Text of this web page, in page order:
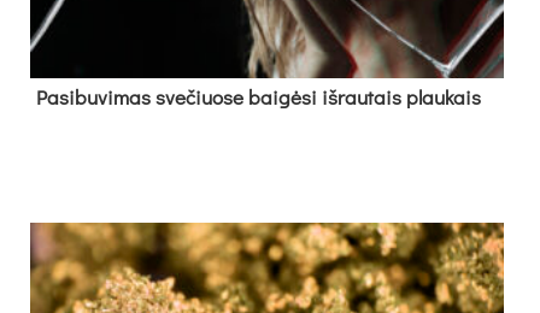
Pa­si­bu­vi­mas sve­čiuo­se bai­gė­si iš­rau­tais plau­kais